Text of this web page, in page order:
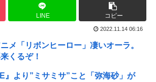
LINE コピー
2022.11.14 06:16
メ「リボンヒーロー」凄いオーラ。
くるぞ！
』より”ミサミサ”こと「弥海砂」が